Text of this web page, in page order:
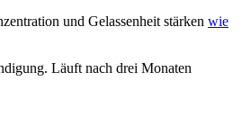
und Gelassenheit stärken wie
Läuft nach drei Monaten